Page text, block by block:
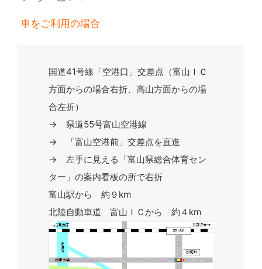
車をご利用の場合
国道41号線「空港口」交差点（富山ＩＣ
方面からの場合右折、高山方面からの場
合左折）
→ 県道55号富山空港線
→ 「富山空港前」交差点を直進
→ 左手に見える「富山県総合体育セン
ター」の案内看板の所で右折
富山駅から 約９km
北陸自動車道 富山ＩＣから 約４km